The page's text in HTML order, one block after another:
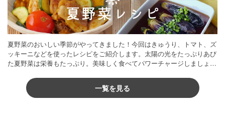
夏野菜のおいしい季節がやってきました！今回はきゅうり、トマト、ズ
ッキーニなどを使ったレシピをご紹介します。太陽の光をたっぷりあび
た夏野菜は栄養もたっぷり。美味しく食べてパワーチャージしましょう
一覧を見る